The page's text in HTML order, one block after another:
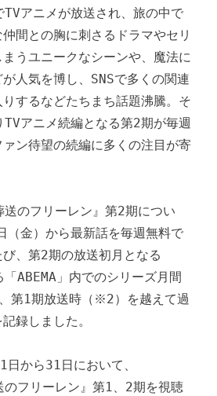
アニメが放送され、旅の中で
間との胸に刺さるドラマやセリ
うユニークなシーンや、魔法に
人気を博し、SNSで多くの関連
するなどたちまち話題沸騰。そ
アニメ続編となる第2期が毎週
ン待望の続編に多くの注目が寄
送のフリーレン』第2期につい
金）から最新話を毎週無料で
、第2期の放送初月となる
ABEMA」内でのシリーズ月間
第1期放送時（※2）を越えて過
録しました。
から31日において、
のフリーレン』第1、2期を視聴